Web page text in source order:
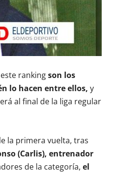
rankingson los
lo hacen entre ellos, y
al final de la liga regular
la primera vuelta, tras
(Carlis), entrenador
de la categoría, el